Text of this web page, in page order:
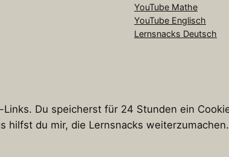
YouTube Mathe
YouTube Englisch
Lernsnacks Deutsch
Du speicherst für 24 Stunden ein
hilfst du mir, die Lernsnacks